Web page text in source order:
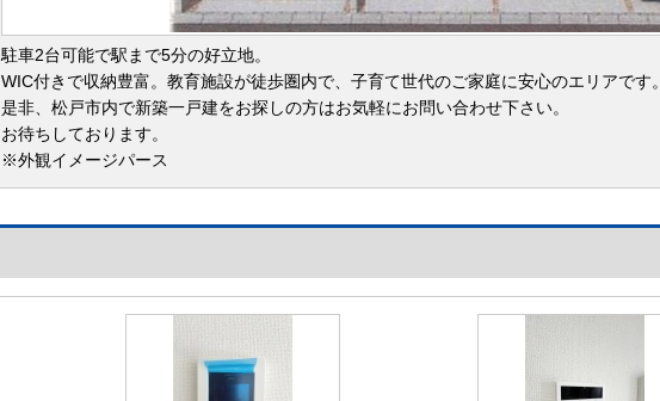
駐車2台可能で駅まで5分の好立地。
WIC付きで収納豊富。教育施設が徒歩圏内で、子育て世代のご家庭に安心のエリアです。
是非、松戸市内で新築一戸建をお探しの方はお気軽にお問い合わせ下さい。
お待ちしております。
※外観イメージパース